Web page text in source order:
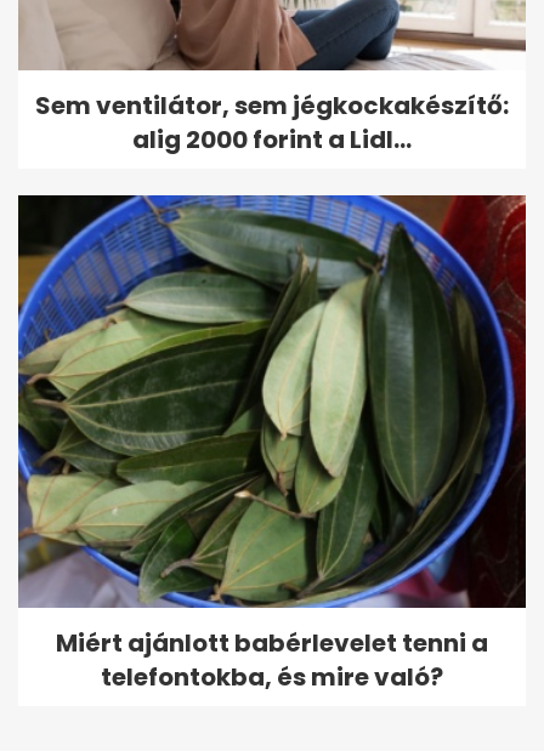
Sem ventilátor, sem jégkockakészítő:
alig 2000 forint a Lidl...
Miért ajánlott babérlevelet tenni a
telefontokba, és mire való?